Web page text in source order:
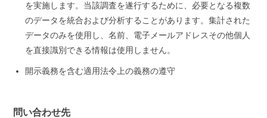
を実施します。当該調査を遂行するために、必要となる複数
のデータを統合および分析することがあります。集計された
データのみを使用し、名前、電子メールアドレスその他個人
を直接識別できる情報は使用しません。
開示義務を含む適用法令上の義務の遵守
問い合わせ先